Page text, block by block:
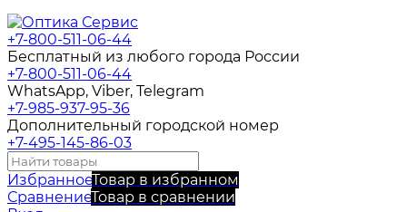
+7-800-511-06-44
Бесплатный из любого города России
+7-800-511-06-44
WhatsApp, Viber, Telegram
+7-985-937-95-36
Дополнительный городской номер
+7-495-145-86-03
ИзбранноеТовар в избранном
СравнениеТовар в сравнении